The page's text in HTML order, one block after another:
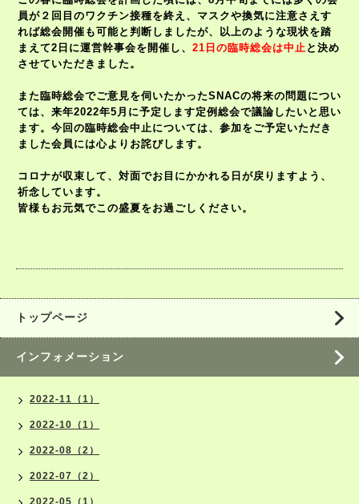
員が２回目のワクチン接種を終え、マスクや換気に注意さえす
れば総会開催も可能と判断しましたが、以上のような現状を踏
まえて2 日に運営幹事会を開催し、 21 日の臨時総会は中止 と決め
させていただきました。
また臨時総会でご意見を伺いたかったSNACの将来の問題につい
ては、来年2022年5月に予定します定例総会で議論したいと思い
ます。今回の臨時総会中止については、参加をご予定いただき
ました会員には心よりお詫びします。
コロナが収束して、対面でお目にかかれる日が戻りますよう、
祈念しています。
皆様もお元気でこの盛夏をお過ごしください。
トップページ
インフォメーション
2022-11（1）
2022-10（1）
2022-08（2）
2022-07（2）